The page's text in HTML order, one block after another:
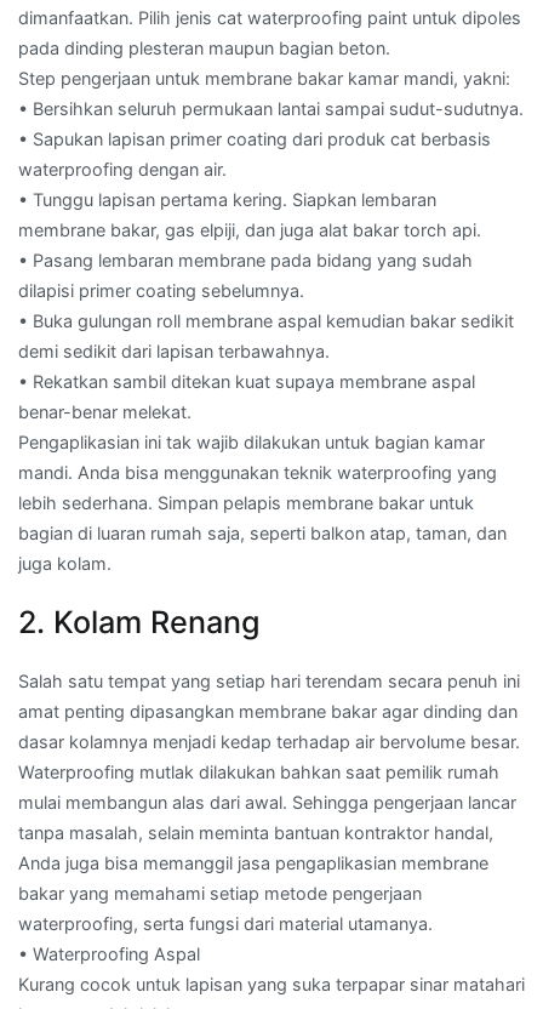
dimanfaatkan. Pilih jenis cat waterproofing paint untuk dipoles
pada dinding plesteran maupun bagian beton.
Step pengerjaan untuk membrane bakar kamar mandi, yakni:
• Bersihkan seluruh permukaan lantai sampai sudut-sudutnya.
• Sapukan lapisan primer coating dari produk cat berbasis
waterproofing dengan air.
• Tunggu lapisan pertama kering. Siapkan lembaran
membrane bakar, gas elpiji, dan juga alat bakar torch api.
• Pasang lembaran membrane pada bidang yang sudah
dilapisi primer coating sebelumnya.
• Buka gulungan roll membrane aspal kemudian bakar sedikit
demi sedikit dari lapisan terbawahnya.
• Rekatkan sambil ditekan kuat supaya membrane aspal
benar-benar melekat.
Pengaplikasian ini tak wajib dilakukan untuk bagian kamar
mandi. Anda bisa menggunakan teknik waterproofing yang
lebih sederhana. Simpan pelapis membrane bakar untuk
bagian di luaran rumah saja, seperti balkon atap, taman, dan
juga kolam.
2. Kolam Renang
Salah satu tempat yang setiap hari terendam secara penuh ini
amat penting dipasangkan membrane bakar agar dinding dan
dasar kolamnya menjadi kedap terhadap air bervolume besar.
Waterproofing mutlak dilakukan bahkan saat pemilik rumah
mulai membangun alas dari awal. Sehingga pengerjaan lancar
tanpa masalah, selain meminta bantuan kontraktor handal,
Anda juga bisa memanggil jasa pengaplikasian membrane
bakar yang memahami setiap metode pengerjaan
waterproofing, serta fungsi dari material utamanya.
• Waterproofing Aspal
Kurang cocok untuk lapisan yang suka terpapar sinar matahari